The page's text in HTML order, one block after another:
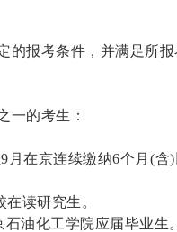
的报考条件，并满足所
一的考生：
在京连续缴纳6个月(
读研究生。
油化工学院应届毕业生。